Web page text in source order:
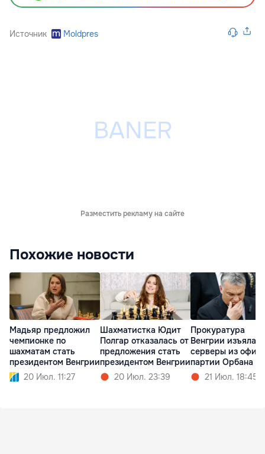
Источник Moldpres
Разместить рекламу на сайте
Похожие новости
Мадьяр предложил
чемпионке по
шахматам стать
президентом Венгрии
20 Июл. 11:27
Шахматистка Юдит
Полгар отказалась от
предложения стать
президентом Венгрии
20 Июл. 23:39
Прокуратура
Венгрии изъяла
серверы из
партии Орбана
21 Июл. 18:45